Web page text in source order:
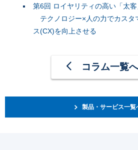
第6回 ロイヤリティの高い「太
テクノロジー×人の力でカスタ
ス(CX)を向上させる
コラム一覧
製品・サービス一覧